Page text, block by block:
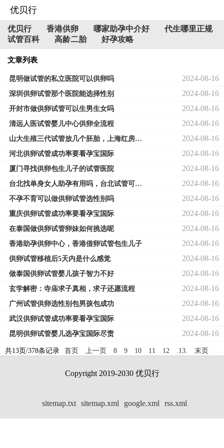
优贝行
优贝行 香港供卵 哪家助孕中介好
代生哪里正规
试管百科
高龄二胎 好孕攻略
文章列表
昆明做试管的私立医院可以供卵吗 2024-08-16
深圳供卵试管那个医院能选择性别 2024-08-16
开封市做供卵试管可以生男生女吗 2024-08-16
清远人医试管婴儿中心供卵全流程 2024-08-16
山大生殖三代试管放几个胚胎，上海红房子医院试管大约多少钱 2024-08-16
河北供卵试管成功率要看孕宝国际 2024-08-16
厦门寻找供卵包生儿子的试管医院 2024-08-16
台北找单身女人助孕有用吗，台北试管可以选择龙凤胎吗 2024-08-16
不孕不育可以做供卵试管选性别吗 2024-08-16
重庆供卵试管成功率要看孕宝国际 2024-08-16
在泰国做供卵试管卵妹如何挑选呢 2024-08-16
香港助孕供卵中心，香港借卵试管包生儿子 2024-08-16
供卵试管移植后5天内是什么感觉 2024-08-16
做泰国供卵试管婴儿孩子智力不好 2024-08-16
玄学解密：寺庙求子真相，求子还愿流程 2024-08-16
广州试管供卵选性别包男孩包成功 2024-08-16
武汉供卵试管成功率要看孕宝国际 2024-08-16
昆明供卵试管婴儿选孕宝国际尽责 2024-08-16
共13页/378条记录 首页 上一页 8 9 10 11 12 .13. 末页
Copyright 2019-2030 优贝行
sitemap.txt sitemap.xml google.xml rss.xml